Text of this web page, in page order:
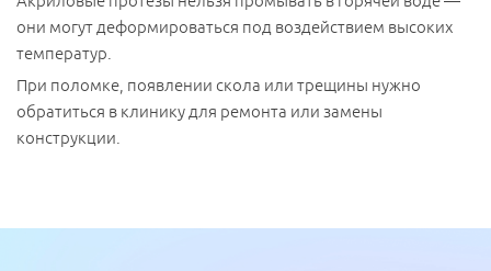
они могут деформироваться под воздействием высоких
температур.
При поломке, появлении скола или трещины нужно
обратиться в клинику для ремонта или замены
конструкции.
Телефон*
Я ознакомлен и согласен с«Условиями сбора и